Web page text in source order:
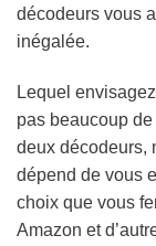
décodeurs vous
inégalée.
Lequel
pas beaucoup
deux décodeurs,
dépend de vous
choix que vous
Amazon et